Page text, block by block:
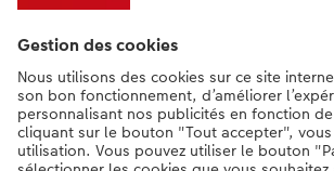
**Besoin d'aide ou d'un conseil pour créer votre